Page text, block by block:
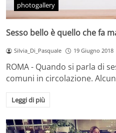
photogallery
Sesso bello è quello che fa
Silvia_Di_Pasquale 19 Giugno 2018
ROMA - Quando si parla di
comuni in circolazione.
Leggi di più